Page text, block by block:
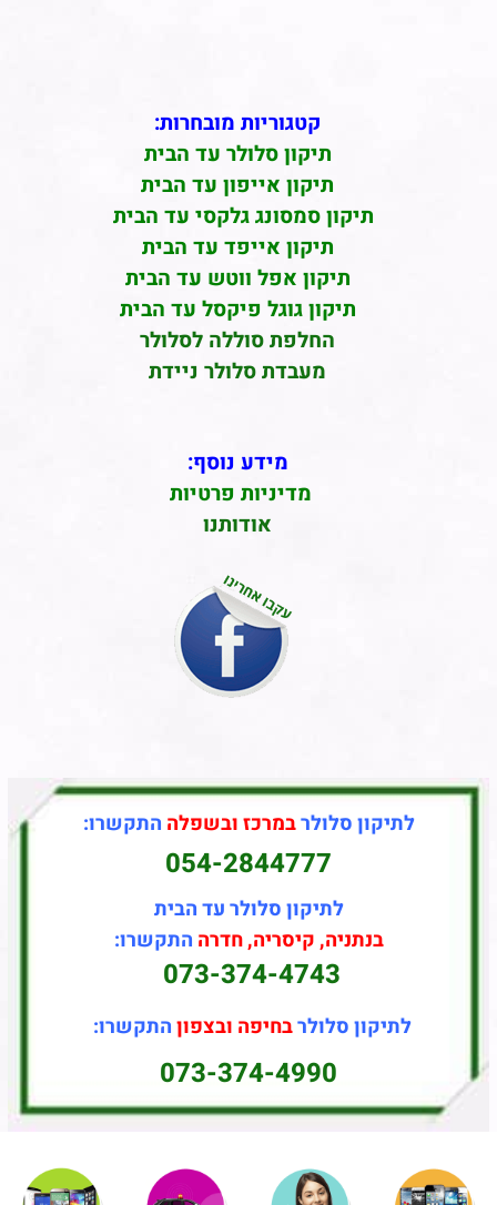
קטגוריות מובחרות:
תיקון סלולר עד הבית
תיקון אייפון עד הבית
תיקון סמסונג גלקסי עד הבית
תיקון אייפד עד הבית
תיקון אפל ווטש עד הבית
תיקון גוגל פיקסל עד הבית
החלפת סוללה לסלולר
מעבדת סלולר ניידת
מידע נוסף:
מדיניות פרטיות
אודותנו
לתיקון סלולרבמרכז ובשפלה התקשרו:
054-2844777
לתיקון סלולר עד הבית
בנתניה, קיסריה, חדרה התקשרו:
073-374-4743
לתיקון סלולרבחיפה ובצפוןהתקשרו:
073-374-4990